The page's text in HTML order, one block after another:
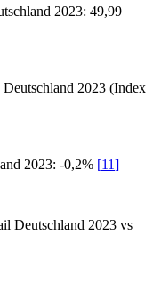
2023: 49,99
2023 (Index
2023: -0,2% [11]
Deutschland 2023 vs